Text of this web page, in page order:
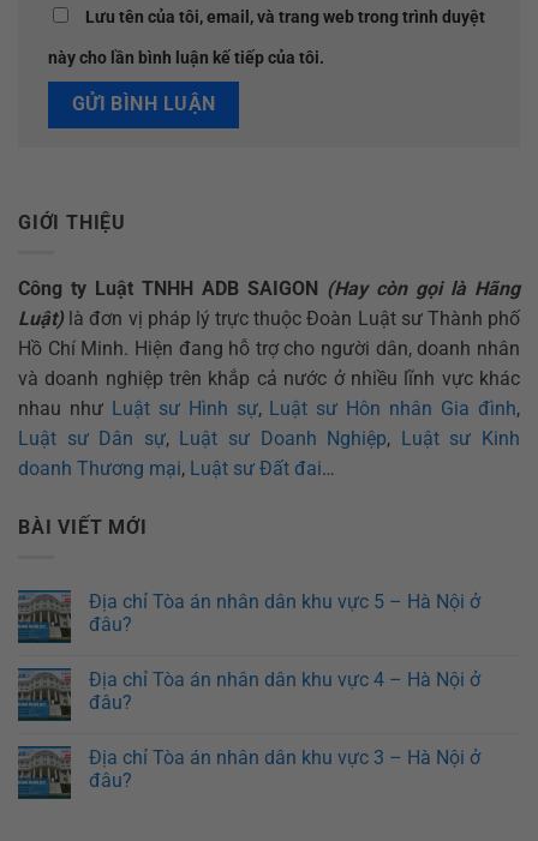
Lưu tên của tôi, email, và trang web trong trình duyệt
này cho lần bình luận kế tiếp của tôi.
GIỚI THIỆU
Công ty Luật TNHH ADB SAIGON (Hay còn gọi là Hãng
Luật) là đơn vị pháp lý trực thuộc Đoàn Luật sư Thành phố
Hồ Chí Minh. Hiện đang hỗ trợ cho người dân, doanh nhân
và doanh nghiệp trên khắp cả nước ở nhiều lĩnh vực khác
nhau như Luật sư Hình sự, Luật sư Hôn nhân Gia đình,
Luật sư Dân sự, Luật sư Doanh Nghiệp, Luật sư Kinh
doanh Thương mại, Luật sư Đất đai…
BÀI VIẾT MỚI
Địa chỉ Tòa án nhân dân khu vực 5 – Hà Nội ở
đâu?
Địa chỉ Tòa án nhân dân khu vực 4 – Hà Nội ở
đâu?
Địa chỉ Tòa án nhân dân khu vực 3 – Hà Nội ở
đâu?